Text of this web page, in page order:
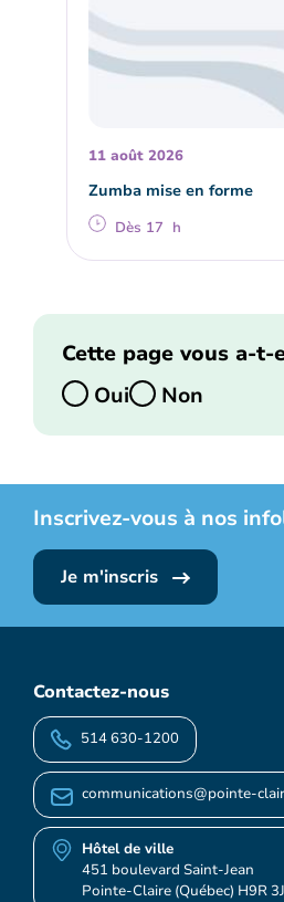
11 août 2026
Zumba mise en forme
Dès 17 h
Cette page vous a-
Oui
Non
Inscrivez-vous à nos
Je m'inscris
Contactez-nous
514 630-1200
communications@pointe-
Hôtel de ville
451 boulevard Saint-Jean
Pointe-Claire (Québec) H9R